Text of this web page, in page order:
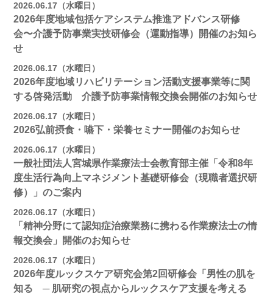
2026.06.17（水曜日）
2026年度地域包括ケアシステム推進アドバンス研修
会〜介護予防事業実技研修会（運動指導）開催のお知ら
せ
2026.06.17（水曜日）
2026年度地域リハビリテーション活動支援事業等に関
する啓発活動 介護予防事業情報交換会開催のお知らせ
2026.06.17（水曜日）
2026弘前摂食・嚥下・栄養セミナー開催のお知らせ
2026.06.17（水曜日）
一般社団法人宮城県作業療法士会教育部主催「令和8年
度生活行為向上マネジメント基礎研修会（現職者選択研
修）」のご案内
2026.06.17（水曜日）
「精神分野にて認知症治療業務に携わる作業療法士の情
報交換会」開催のお知らせ
2026.06.17（水曜日）
2026年度ルックスケア研究会第2回研修会「男性の肌を
知る ─ 肌研究の視点からルックスケア支援を考える